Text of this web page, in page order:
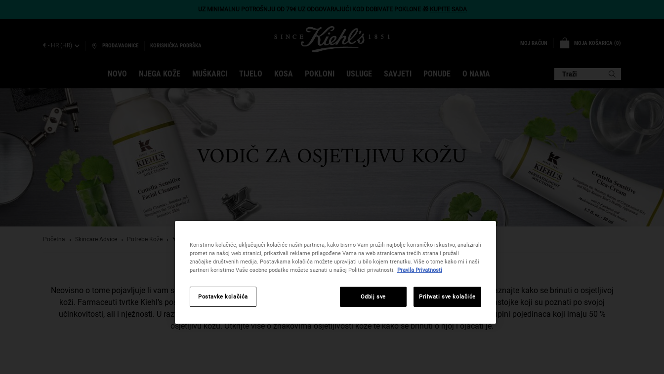
UZ MINIMALNU POTROŠNJU OD 79€ UZ ODGOVARAJUĆI KOD DOBIVATE POKLONE 🎁 KUPITE SADA
€ - HR (HR) PRODAVAONICE KORISNIČKA PODRŠKA MOJ RAČUN MOJA KOŠARICA 0
0 PROIZVOD
NOVO NJEGA KOŽE MUŠKARCI TIJELO KOSA POKLONI USLUGE SAVJETI PONUDE O NAMA Traži
VODIČ ZA OSJETLJIVU KOŽU
Početna Skincare Advice Potrebe Kože Your Ultimate Guide To Sensitive Skin
Neovisno o tome pojavljuje li vam se osjetljivost na proizvode za njegu kože povremeno ili imate dugotrajno crvenilo i suhoću, saznajte kako se brinuti o osjetljivoj
koži. Farmaceuti tvrtke Kiehl’s posvećeni su stvaranju formula za njegu osjetljive kože. Kad razvijamo svoje formule biramo sastojke koji su poznati po svojoj
učinkovitosti, ali i nježnosti. U razvoju proizvoda za njegu osjetljive kože idemo korak dalje ispitivanjem svojeg portfelja na skupini pojedinaca koji imaju 50 %
osjetljivu kožu. Otkrijte više o znakovima osjetljivosti kože te kako se brinuti o njoj i ojačati je.
Koristimo kolačiće, uključujući kolačiće naših partnera, kako bismo Vam pružili najbolje korisničko iskustvo, analizirali
promet na našoj web stranici, prikazivali reklame prilagođene Vama na web stranicama trećih strana i pružali
značajke društvenih medija. Postavkama kolačića možete upravljati u bilo kojem trenutku. Više o tome kako mi i naši
partneri koristimo Vaše osobne podatke možete saznati u našoj Politici privatnosti. Pravila Privatnosti
Odbij sve Prihvati sve kolačiće
Postavke kolačića